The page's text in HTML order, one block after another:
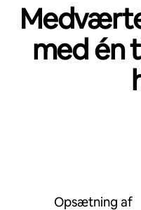
med én
Opsætning af